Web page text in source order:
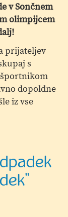
v Sončnem
olimpijcem
prijateljev
s
športnikom
dopoldne
iz vse